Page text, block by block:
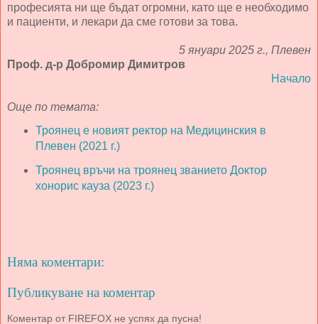
професията ни ще бъдат огромни, като ще е необходимо
и пациенти, и лекари да сме готови за това.
5 януари 2025 г., Плевен
Проф. д-р Добромир Димитров
Начало
Още по темата:
Троянец е новият ректор на Медицинския в
Плевен (2021 г.)
Троянец връчи на троянец званието Доктор
хонорис кауза (2023 г.)
Няма коментари:
Публикуване на коментар
Коментар от FIREFOX не успях да пусна!